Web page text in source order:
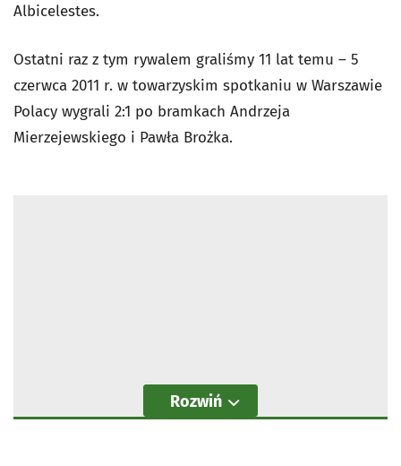
Albicelestes.
Ostatni raz z tym rywalem graliśmy 11 lat temu – 5
czerwca 2011 r. w towarzyskim spotkaniu w Warszawie
Polacy wygrali 2:1 po bramkach Andrzeja
Mierzejewskiego i Pawła Brożka.
Rozwiń